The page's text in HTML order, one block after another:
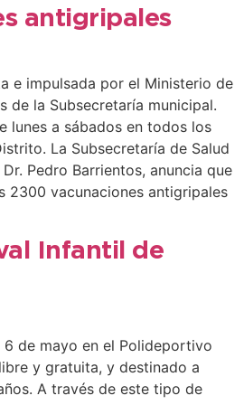
antigripales
e impulsada por el Ministerio de
de la Subsecretaría municipal.
lunes a sábados en todos los
La Subsecretaría de Salud
Pedro Barrientos, anuncia que
2300 vacunaciones antigripales
Infantil de
6 de mayo en el Polideportivo
y gratuita, y destinado a
A través de este tipo de